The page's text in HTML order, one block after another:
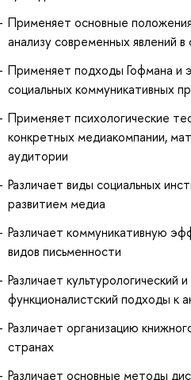
Применяет основные
анализу современных явлений
Применяет подходы Гофмана и
социальных коммуникативных
Применяет психологические
конкретных медиакомпании,
аудитории
Различает виды социальных
развитием медиа
Различает коммуникативную
видов письменности
Различает культурологический
функционалистский подходы к
Различает организацию
странах
Различает основные методы